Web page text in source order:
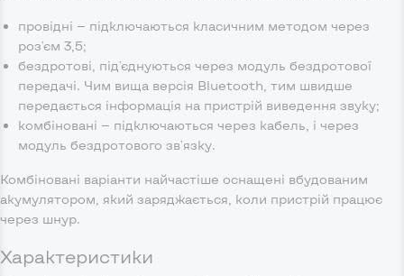
провідні — підключаються класичним методом через
роз'єм 3,5;
бездротові, під'єднуються через модуль бездротової
передачі. Чим вища версія Bluetooth, тим швидше
передається інформація на пристрій виведення звуку;
комбіновані — підключаються через кабель, і через
модуль бездротового зв'язку.
Комбіновані варіанти найчастіше оснащені вбудованим
акумулятором, який заряджається, коли пристрій працює
через шнур.
Характеристики